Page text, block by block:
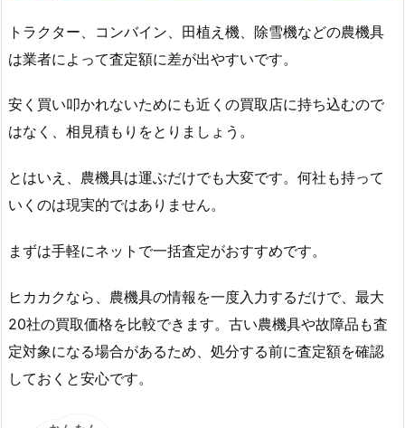
トラクター、コンバイン、田植え機、除雪機などの農機具
は業者によって査定額に差が出やすいです。
安く買い叩かれないためにも近くの買取店に持ち込むので
はなく、相見積もりをとりましょう。
とはいえ、農機具は運ぶだけでも大変です。何社も持って
いくのは現実的ではありません。
まずは手軽にネットで一括査定がおすすめです。
ヒカカクなら、農機具の情報を一度入力するだけで、最大
20社の買取価格を比較できます。古い農機具や故障品も査
定対象になる場合があるため、処分する前に査定額を確認
しておくと安心です。